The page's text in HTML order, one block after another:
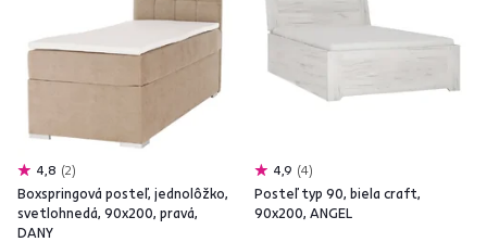
4,8 2
Boxspringová posteľ, jednolôžko,
svetlohnedá, 90x200, pravá,
DANY
4,9 4
Posteľ typ 90, biela craft,
90x200, ANGEL